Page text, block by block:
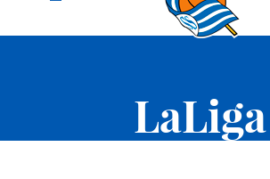
LaLiga